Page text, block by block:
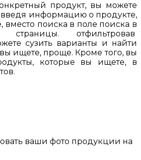
продукт, вы можете
информацию о продукте,
вместо поиска в поле поиска в
страницы. отфильтровав
сузить варианты и найти
ищете, проще. Кроме того, вы
которые вы ищете, в
ваши фото продукции на